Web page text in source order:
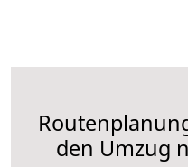
den Umzug